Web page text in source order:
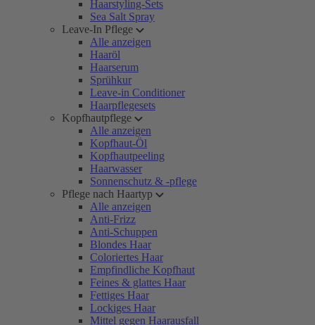
Haarstyling-Sets
Sea Salt Spray
Leave-In Pflege
Alle anzeigen
Haaröl
Haarserum
Sprühkur
Leave-in Conditioner
Haarpflegesets
Kopfhautpflege
Alle anzeigen
Kopfhaut-Öl
Kopfhautpeeling
Haarwasser
Sonnenschutz & -pflege
Pflege nach Haartyp
Alle anzeigen
Anti-Frizz
Anti-Schuppen
Blondes Haar
Coloriertes Haar
Empfindliche Kopfhaut
Feines & glattes Haar
Fettiges Haar
Lockiges Haar
Mittel gegen Haarausfall